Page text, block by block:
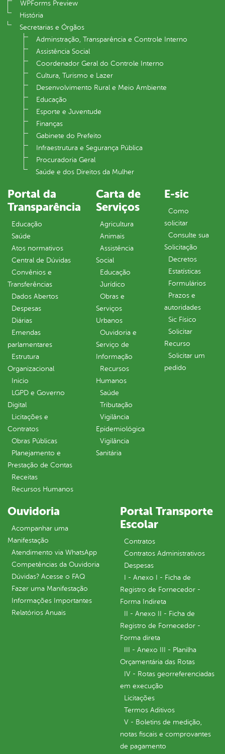
WPForms Preview
História
Secretarias e Órgãos
Adminstração, Transparência e Controle Interno
Assistência Social
Coordenador Geral do Controle Interno
Cultura, Turismo e Lazer
Desenvolvimento Rural e Meio Ambiente
Educação
Esporte e Juventude
Finanças
Gabinete do Prefeito
Infraestrutura e Segurança Pública
Procuradoria Geral
Saúde e dos Direitos da Mulher
Portal da
Transparência
Educação
Saúde
Atos normativos
Central de Dúvidas
Convênios e
Transferências
Dados Abertos
Despesas
Diárias
Emendas
parlamentares
Estrutura
Organizacional
Inicio
LGPD e Governo
Digital
Licitações e
Contratos
Obras Públicas
Planejamento e
Prestação de Contas
Receitas
Recursos Humanos
Carta de
Serviços
Agricultura
Animais
Assistência
Social
Educação
Jurídico
Obras e
Serviços
Urbanos
Ouvidoria e
Serviço de
Informação
Recursos
Humanos
Saúde
Tributação
Vigilância
Epidemiológica
Vigilância
Sanitária
E-sic
Como
solicitar
Consulte sua
Solicitação
Decretos
Estatísticas
Formulários
Prazos e
autoridades
Sic Físico
Solicitar
Recurso
Solicitar um
pedido
Ouvidoria
Acompanhar uma
Manifestação
Atendimento via WhatsApp
Competências da Ouvidoria
Dúvidas? Acesse o FAQ
Fazer uma Manifestação
Informações Importantes
Relatórios Anuais
Portal Transporte
Escolar
Contratos
Contratos Administrativos
Despesas
I - Anexo I - Ficha de
Registro de Fornecedor -
Forma Indireta
II - Anexo II - Ficha de
Registro de Fornecedor -
Forma direta
III - Anexo III - Planilha
Orçamentária das Rotas
IV - Rotas georreferenciadas
em execução
Licitações
Termos Aditivos
V - Boletins de medição,
notas fiscais e comprovantes
de pagamento